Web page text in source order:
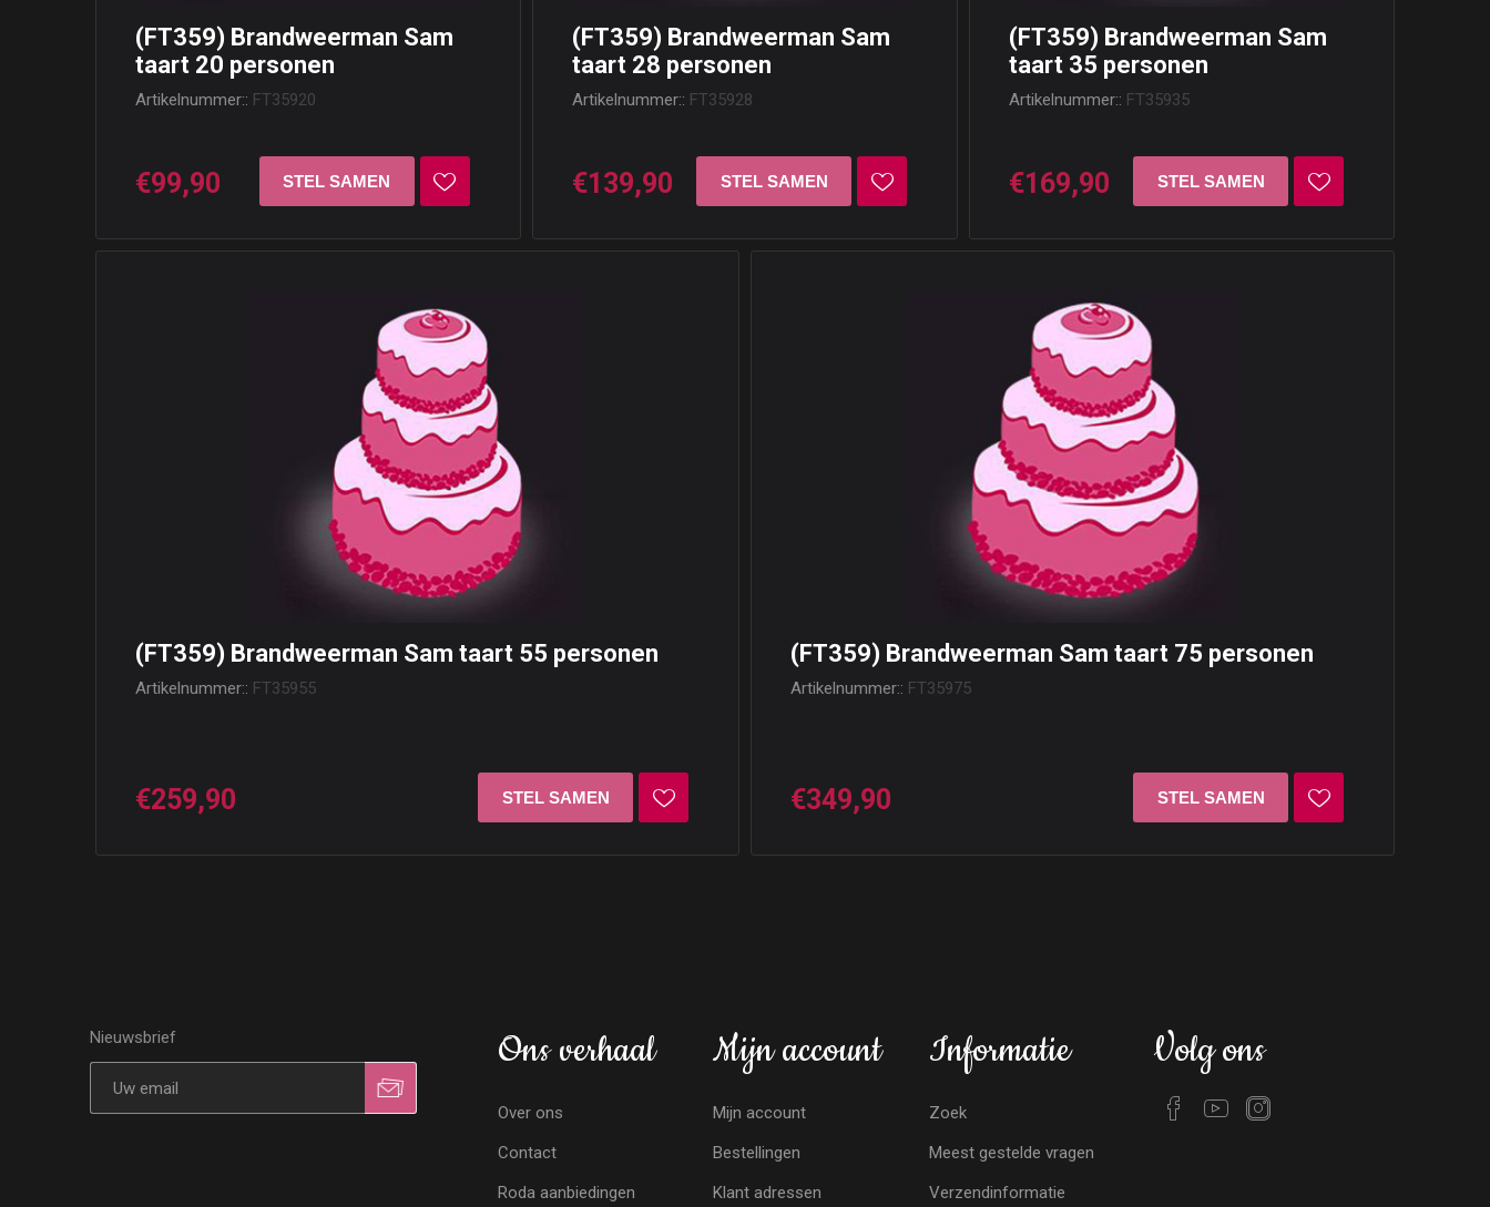
(FT359) Brandweerman Sam
taart 20 personen
Artikelnummer:: FT35920
€99,90
(FT359) Brandweerman Sam
taart 28 personen
Artikelnummer:: FT35928
€139,90
(FT359) Brandweerman Sam
taart 35 personen
Artikelnummer:: FT35935
€169,90
(FT359) Brandweerman Sam taart 55 personen
Artikelnummer:: FT35955
€259,90
(FT359) Brandweerman Sam taart 75 personen
Artikelnummer:: FT35975
€349,90
Nieuwsbrief Ons verhaal
Over ons
Contact
Roda aanbiedingen
Mijn account
Mijn account
Bestellingen
Klant adressen
Informatie
Zoek
Meest gestelde vragen
Verzendinformatie
Volg ons